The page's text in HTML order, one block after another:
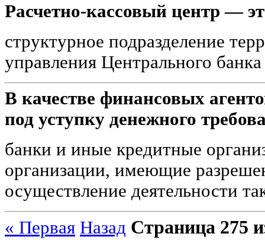
Расчетно-кассовый центр —
структурное подразделение
управления Центрального банка
В качестве финансовых
под уступку денежного
банки и иные кредитные
организации, имеющие
осуществление деятельности
« Первая Назад Страница 275